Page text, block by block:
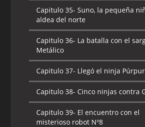
Capitulo 35- Suno, la pequeña
aldea del norte
Capitulo 36- La batalla con el
Metálico
Capitulo 37- Llegó el ninja
Capitulo 38- Cinco ninjas contra
Capitulo 39- El encuentro con el
misterioso robot Nº8